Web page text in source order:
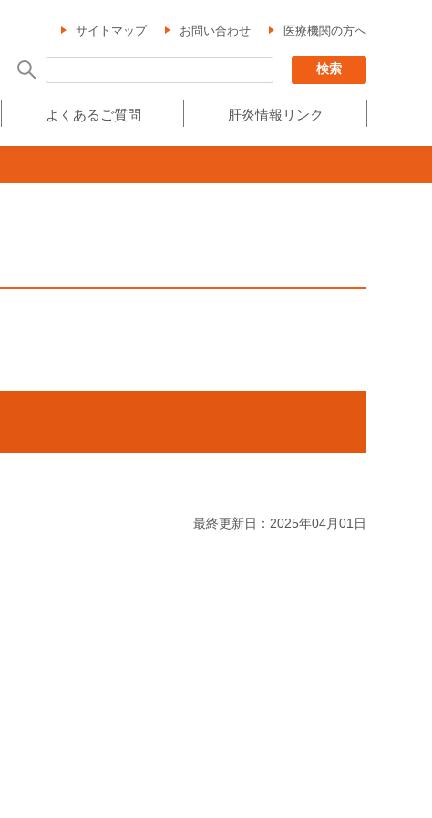
サイトマップ お問い合わせ 医療機関の方へ
よくあるご質問 肝炎情報リンク
最終更新日：2025年04月01日